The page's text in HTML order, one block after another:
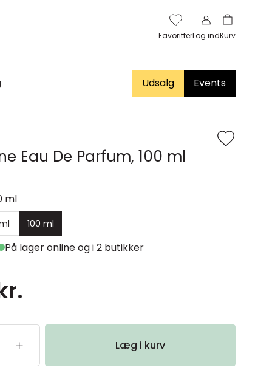
FavoritterLog indKurv
Udsalg Events
Eau De Parfum, 100 ml
ml
100 ml
På lager online og i2 butikker
Læg i kurv